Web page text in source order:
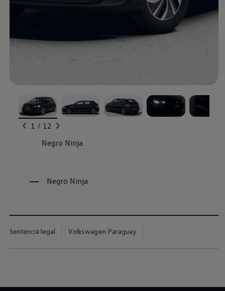
, 1 de 12
1 / 12
Negro Ninja
Negro Ninja
Sentencia legal Volkswagen Paraguay